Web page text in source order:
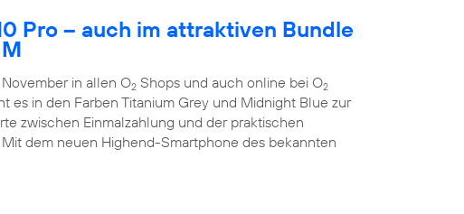
Pro – auch im attraktiven Bundle
November in allen O2 Shops und auch online bei O2
es in den Farben Titanium Grey und Midnight Blue zur
zwischen Einmalzahlung und der praktischen
dem neuen Highend-Smartphone des bekannten